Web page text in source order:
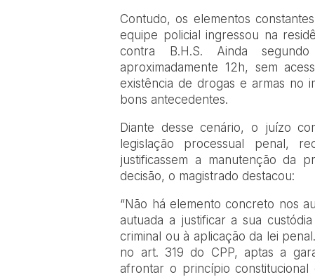
Contudo, os elementos
equipe policial ingressou na
contra B.H.S. Ainda
aproximadamente 12h, sem
existência de drogas e armas no
bons antecedentes.
Diante desse cenário, o juízo
legislação processual penal,
justificassem a manutenção da
decisão, o magistrado destacou:
“Não há elemento concreto nos
autuada a justificar a sua
criminal ou à aplicação da lei
no art. 319 do CPP, aptas a
afrontar o princípio